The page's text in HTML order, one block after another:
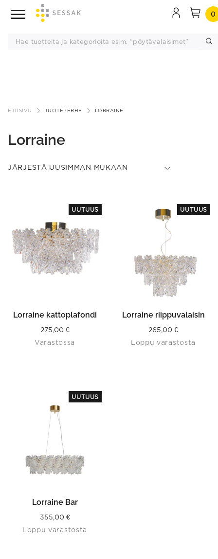
sisältöön
0
ETUSIVU TUOTEPERHE LORRAINE
Lorraine
UUTUUS
Lorraine kattoplafondi
275,00 €
Varastossa
UUTUUS
Lorraine riippuvalaisin
265,00 €
Loppu varastosta
UUTUUS
Lorraine Bar
355,00 €
Loppu varastosta